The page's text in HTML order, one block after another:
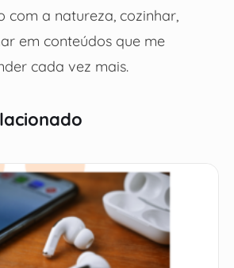
com a natureza, cozinhar,
em conteúdos que me
cada vez mais.